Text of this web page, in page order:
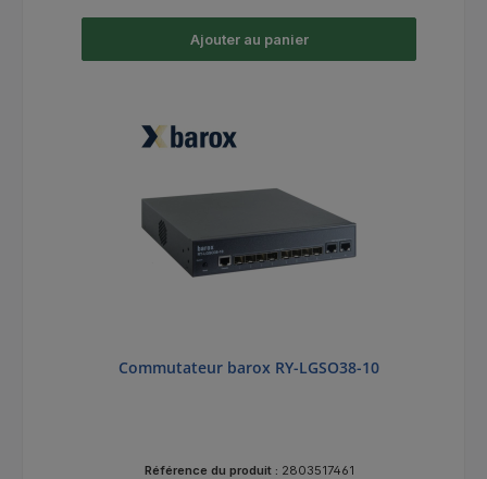
Ajouter au panier
Commutateur barox RY-LGSO38-10
Référence du produit : 2803517461